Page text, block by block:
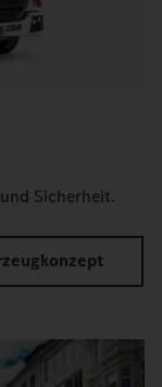
Sicherheit.